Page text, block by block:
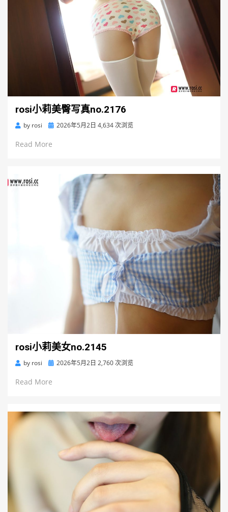
rosi小莉美臀写真no.2176
by rosi
Posted2026年5月2日 4,634 次浏览
Read More
rosi小莉美女no.2145
by rosi
Posted2026年5月2日 2,760 次浏览
Read More